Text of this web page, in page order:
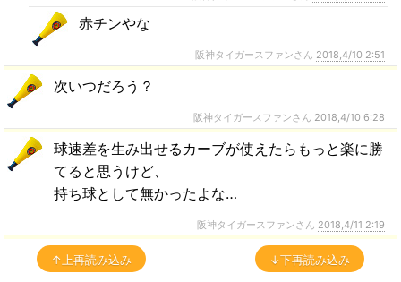
赤チンやな
阪神タイガースファンさん 2018,4/10 2:51
次いつだろう？
阪神タイガースファンさん 2018,4/10 6:28
球速差を生み出せるカーブが使えたらもっと楽に勝
てると思うけど、
持ち球として無かったよな…
阪神タイガースファンさん 2018,4/11 2:19
↑上再読み込み ↓下再読み込み